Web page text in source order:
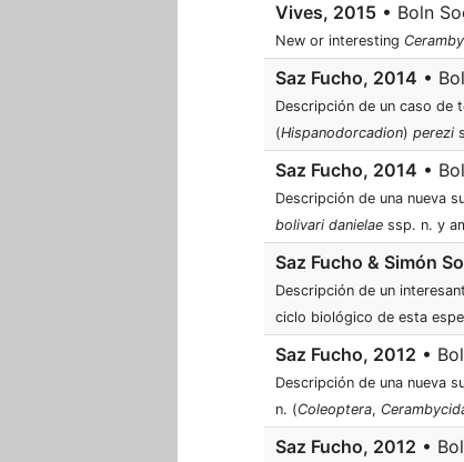
Vives, 2015 • Boln
New or interesting
Saz Fucho, 2014 •
Descripción de un caso de
(Hispanodorcadion) perezi
Saz Fucho, 2014 •
Descripción de una nueva
bolivari danielae ssp. n. y
Saz Fucho & Simón
Descripción de un
ciclo biológico de esta
Saz Fucho, 2012 •
Descripción de una nueva
n. (Coleoptera,
Saz Fucho, 2012 •